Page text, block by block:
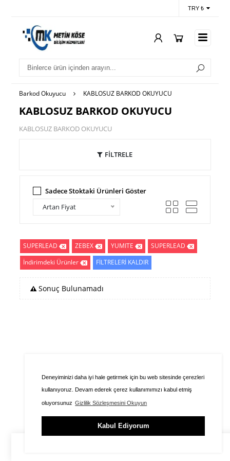
Deneyiminizi daha iyi hale getirmek için bu web sitesinde çerezleri
kullanıyoruz. Devam ederek çerez kullanımımızı kabul etmiş
oluyorsunuz Gizlilik Sözleşmesini Okuyun
Kabul Ediyorum
TRY ₺
Barkod Okuyucu KABLOSUZ BARKOD OKUYUCU
KABLOSUZ BARKOD OKUYUCU
KABLOSUZ BARKOD OKUYUCU
FİLTRELE
Sadece Stoktaki Ürünleri Göster
Artan Fiyat
SUPERLEAD ZEBEX YUMITE
SUPERLEAD
İndirimdeki Ürünler
FİLTRELERİ KALDIR
Sonuç Bulunamadı